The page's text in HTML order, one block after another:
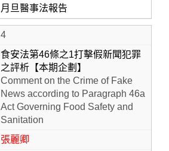
月旦醫事法報告
4
食安法第46條之1打擊假新聞犯罪
之評析【本期企劃】
Comment on the Crime of Fake
News according to Paragraph 46a
Act Governing Food Safety and
Sanitation
張麗卿